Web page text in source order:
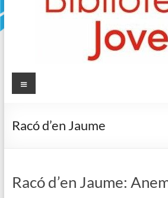
Sala
Biblioteca
Menú
Racó d’en Jaume
Racó d’en Jaume: